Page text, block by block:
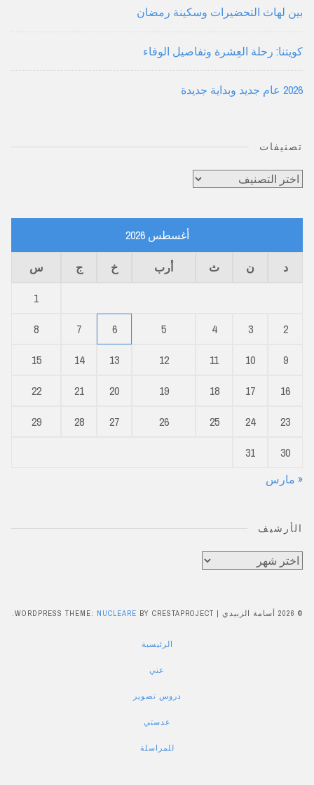
بين لهاث التحضيرات وسكينة رمضان
كويتنا: رحلة العِشرة وتفاصيل الوفاء
2026 عام جديد وبداية جديدة
تصنيفات
تصنيفات
أغسطس 2026
د ن ث أرب خ ج
س
1
2
3
4
5
6
7
8
9
10
11
12
13
14
15
16
17
18
19
20
21
22
23
24
25
26
27
28
29
30
31
« مارس
الأرشيف
الأرشيف
© 2026 أسامة الزبيدي |
WORDPRESS THEME: NUCLEARE BY CRESTAPROJECT.
الرئيسية
عني
دروس تصوير
عدستي
للمراسلة